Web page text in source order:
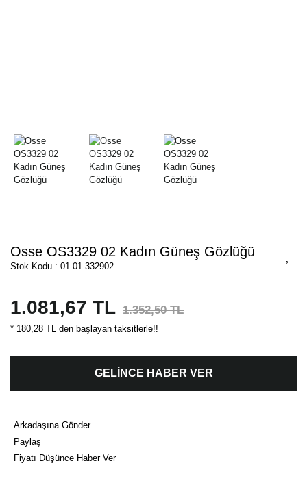
Osse OS3329 02 Kadın Güneş Gözlüğü
Stok Kodu : 01.01.332902
1.081,67 TL 1.352,50 TL
* 180,28 TL den başlayan taksitlerle!!
GELİNCE HABER VER
Arkadaşına Gönder
Paylaş
Fiyatı Düşünce Haber Ver